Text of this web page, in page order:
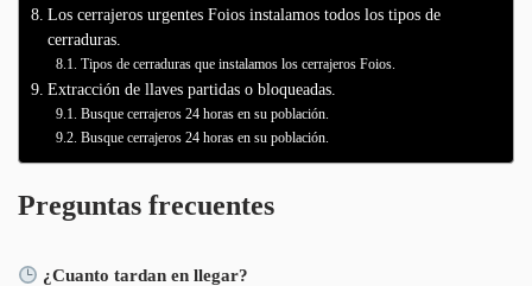
Los cerrajeros urgentes Foios instalamos todos los tipos de
cerraduras.
Tipos de cerraduras que instalamos los cerrajeros Foios.
Extracción de llaves partidas o bloqueadas.
Busque cerrajeros 24 horas en su población.
Busque cerrajeros 24 horas en su población.
Preguntas frecuentes
¿Cuanto tardan en llegar?